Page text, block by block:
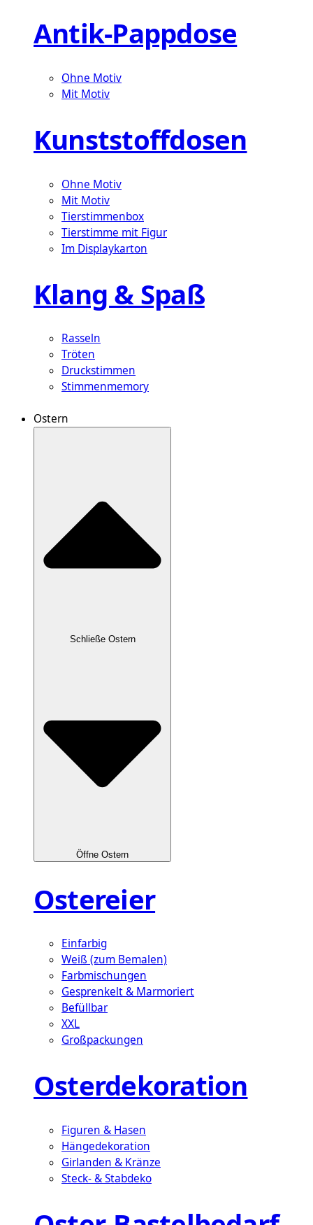
Antik-Pappdose
Ohne Motiv
Mit Motiv
Kunststoffdosen
Ohne Motiv
Mit Motiv
Tierstimmenbox
Tierstimme mit Figur
Im Displaykarton
Klang & Spaß
Rasseln
Tröten
Druckstimmen
Stimmenmemory
Ostern
Schließe Ostern
Öffne Ostern
Ostereier
Einfarbig
Weiß (zum Bemalen)
Farbmischungen
Gesprenkelt & Marmoriert
Befüllbar
XXL
Großpackungen
Osterdekoration
Figuren & Hasen
Hängedekoration
Girlanden & Kränze
Steck- & Stabdeko